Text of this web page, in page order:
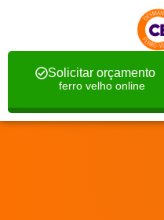
Solicitar orçamento
ferro velho online